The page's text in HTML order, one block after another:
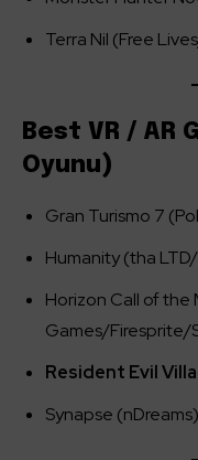
Terra Nil (Free
Best VR / AR
Oyunu)
Gran Turismo 7
Humanity (tha
Horizon Call of the
Games/Firesprite/
Resident Evil
Synapse (nDreams)